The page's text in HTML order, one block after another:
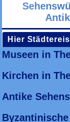
Hier
Museen in
Kirchen in
Antike